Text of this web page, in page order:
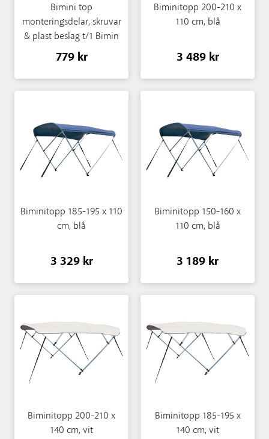
Bimini top
monteringsdelar, skruvar
& plast beslag t/1 Bimin
779 kr
Biminitopp 200-210 x
110 cm, blå
3 489 kr
Biminitopp 185-195 x 110
cm, blå
3 329 kr
Biminitopp 150-160 x
110 cm, blå
3 189 kr
Biminitopp 200-210 x
140 cm, vit
Biminitopp 185-195 x
140 cm, vit